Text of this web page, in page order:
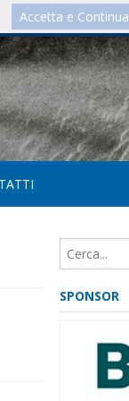
SPONSOR
Accetta e Continua